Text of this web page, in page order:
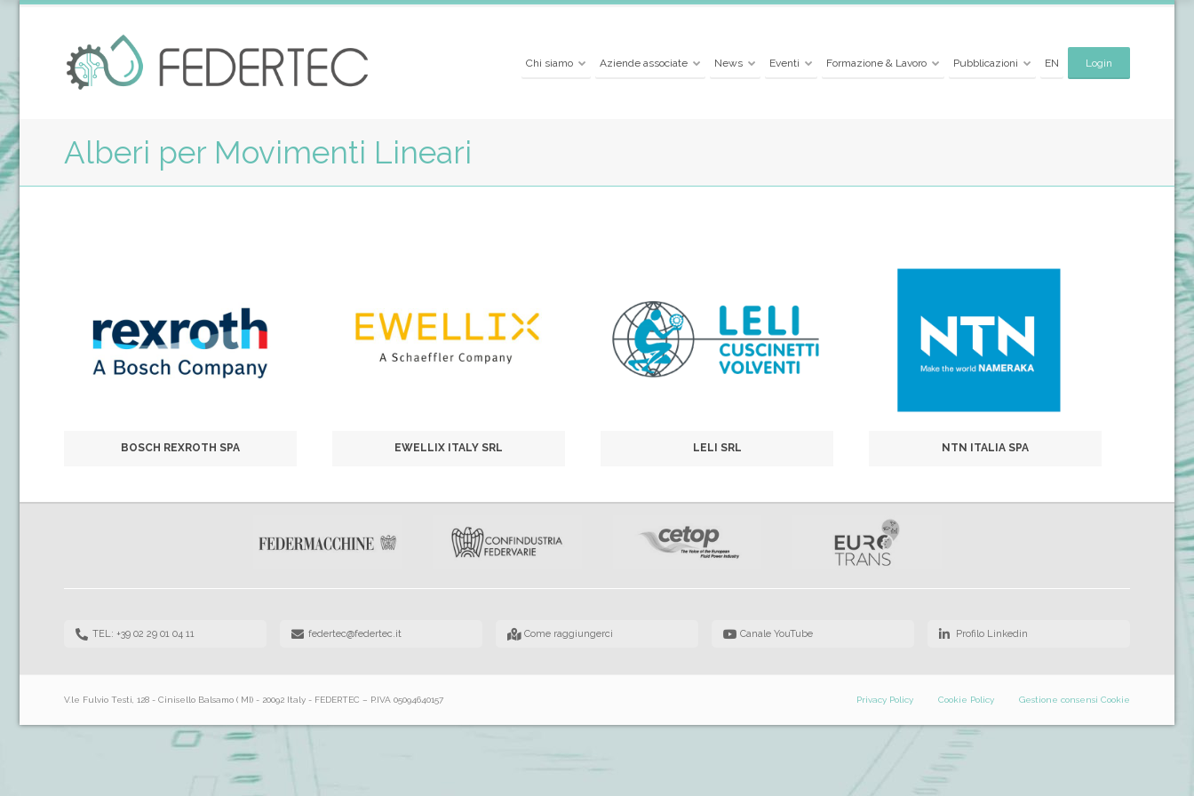
Chi siamo Aziende associate News Eventi Formazione & Lavoro Pubblicazioni EN Login
Alberi per Movimenti Lineari
BOSCH REXROTH SPA EWELLIX ITALY SRL LELI SRL NTN ITALIA SPA
TEL: +39 02 29 01 04 11 federtec@federtec.it Come raggiungerci Canale YouTube Profilo Linkedin
Privacy Policy Cookie Policy Gestione consensi Cookie
V.le Fulvio Testi, 128 - Cinisello Balsamo ( MI) - 20092 Italy - FEDERTEC – P.IVA 05094640157